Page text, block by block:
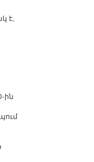
է,
ին